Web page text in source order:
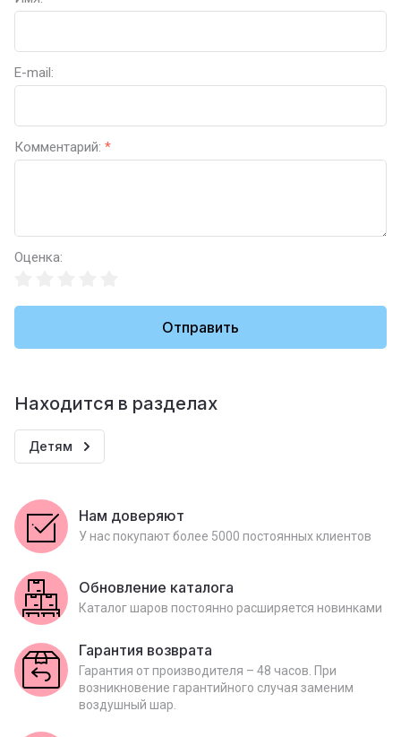
E-mail:
Комментарий: *
Оценка:
Отправить
Находится в разделах
Детям
Нам доверяют
У нас покупают более 5000 постоянных клиентов
Обновление каталога
Каталог шаров постоянно расширяется новинками
Гарантия возврата
Гарантия от производителя – 48 часов. При
возникновение гарантийного случая заменим
воздушный шар.